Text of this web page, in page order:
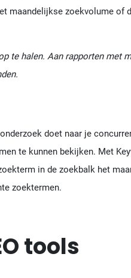
maandelijkse zoekvolume of
te halen. Aan rapporten met
doet naar je
te kunnen bekijken. Met
in de zoekbalk het
zoektermen.
tools